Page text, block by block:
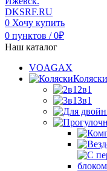
0 Хочу купить
0 пунктов / 0₽
Наш каталог
VOAGAX
Коляски
2в1
3в1